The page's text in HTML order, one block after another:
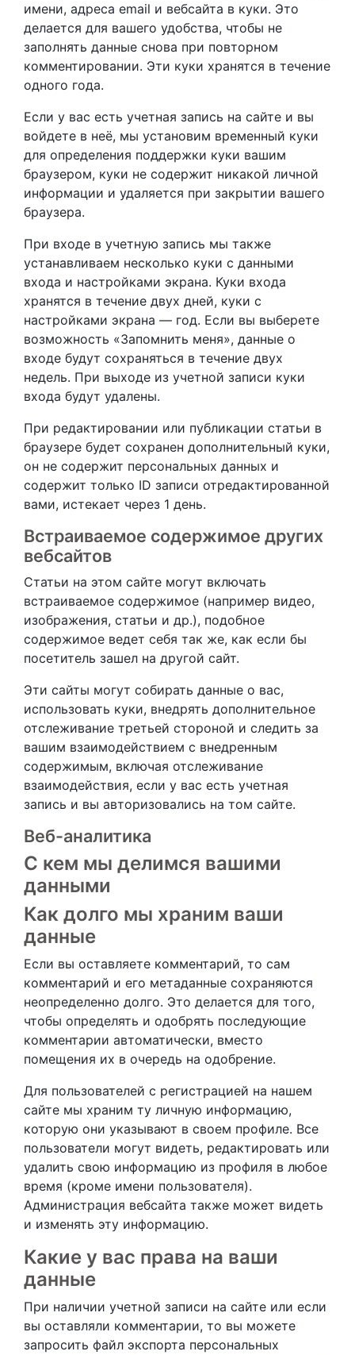
имени, адреса email и вебсайта в куки. Это
делается для вашего удобства, чтобы не
заполнять данные снова при повторном
комментировании. Эти куки хранятся в течение
одного года.
Если у вас есть учетная запись на сайте и вы
войдете в неё, мы установим временный куки
для определения поддержки куки вашим
браузером, куки не содержит никакой личной
информации и удаляется при закрытии вашего
браузера.
При входе в учетную запись мы также
устанавливаем несколько куки с данными
входа и настройками экрана. Куки входа
хранятся в течение двух дней, куки с
настройками экрана — год. Если вы выберете
возможность «Запомнить меня», данные о
входе будут сохраняться в течение двух
недель. При выходе из учетной записи куки
входа будут удалены.
При редактировании или публикации статьи в
браузере будет сохранен дополнительный куки,
он не содержит персональных данных и
содержит только ID записи отредактированной
вами, истекает через 1 день.
Встраиваемое содержимое других
вебсайтов
Статьи на этом сайте могут включать
встраиваемое содержимое (например видео,
изображения, статьи и др.), подобное
содержимое ведет себя так же, как если бы
посетитель зашел на другой сайт.
Эти сайты могут собирать данные о вас,
использовать куки, внедрять дополнительное
отслеживание третьей стороной и следить за
вашим взаимодействием с внедренным
содержимым, включая отслеживание
взаимодействия, если у вас есть учетная
запись и вы авторизовались на том сайте.
Веб-аналитика
С кем мы делимся вашими
данными
Как долго мы храним ваши
данные
Если вы оставляете комментарий, то сам
комментарий и его метаданные сохраняются
неопределенно долго. Это делается для того,
чтобы определять и одобрять последующие
комментарии автоматически, вместо
помещения их в очередь на одобрение.
Для пользователей с регистрацией на нашем
сайте мы храним ту личную информацию,
которую они указывают в своем профиле. Все
пользователи могут видеть, редактировать или
удалить свою информацию из профиля в любое
время (кроме имени пользователя).
Администрация вебсайта также может видеть
и изменять эту информацию.
Какие у вас права на ваши
данные
При наличии учетной записи на сайте или если
вы оставляли комментарии, то вы можете
запросить файл экспорта персональных